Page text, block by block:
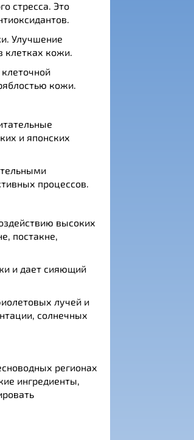
стресса. Это
Улучшение
клетках кожи.
кожи.
и японских
процессов.
высоких
постакне,
и дает сияющий
лучей и
солнечных
регионах
ингредиенты,